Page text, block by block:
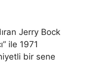
Jerry Bock
ile 1971
bir sene